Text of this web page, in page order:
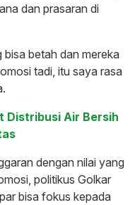
dan prasaran di
betah dan mereka
tadi, itu saya rasa
Distribusi Air Bersih
dengan nilai yang
politikus Golkar
bisa fokus kepada